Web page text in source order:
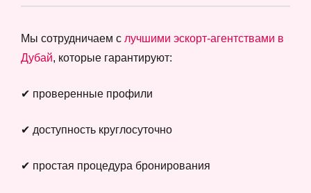
Мы сотрудничаем с лучшими эскорт-агентствами в
Дубай, которые гарантируют:
✔ проверенные профили
✔ доступность круглосуточно
✔ простая процедура бронирования